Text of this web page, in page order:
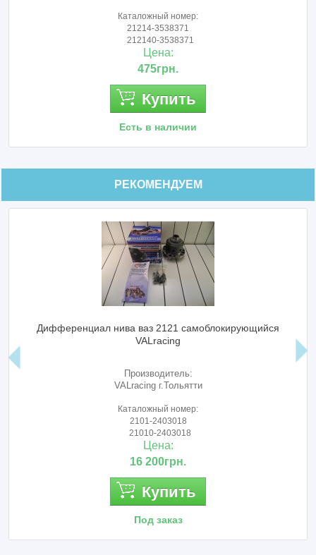
Каталожный номер:
21214-3538371
212140-3538371
Цена:
475грн.
Купить
Есть в наличии
РЕКОМЕНДУЕМ
Дифференциал нива ваз 2121 самоблокирующийся
VALracing
Производитель:
VALracing г.Тольятти
Каталожный номер:
2101-2403018
21010-2403018
Цена:
16 200грн.
Купить
Под заказ